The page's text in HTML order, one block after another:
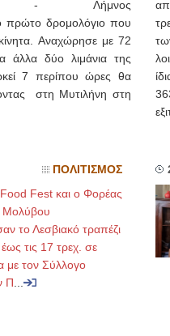
- Λήμνος
πρώτο δρομολόγιο που
Αναχώρησε με 72
άλλα δύο λιμάνια της
7 περίπου ώρες θα
στη Μυτιλήνη στη
ΠΟΛΙΤΙΣΜΟΣ
Fest και ο Φορέας
Μολύβου
το Λεσβιακό τραπέζι
τις 17 τρεχ. σε
με τον Σύλλογο
Π